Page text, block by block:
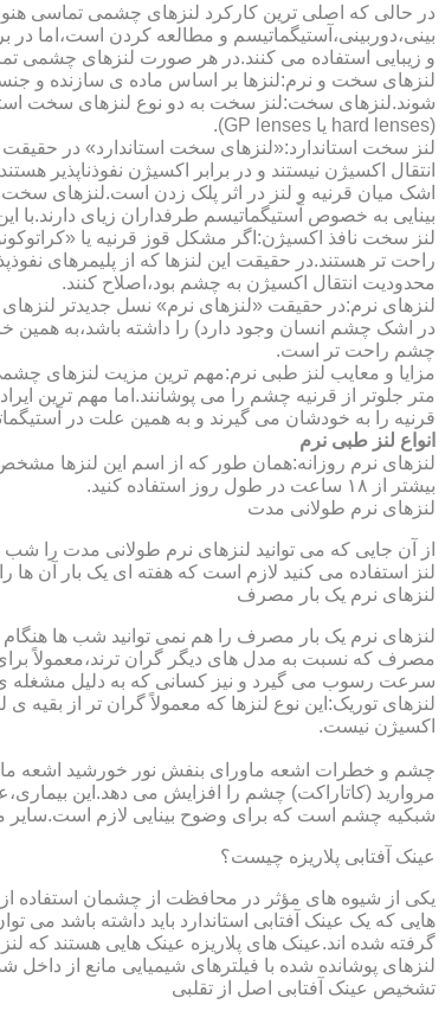
در حالی که اصلی ترین کارکرد لنزهای چشمی تماسی
بینی،دوربینی،آستیگماتیسم و مطالعه کردن است،اما در
و زیبایی استفاده می کنند.در هر صورت لنزهای چشمی
لنزهای سخت و نرم:لنزها بر اساس ماده ی سازنده و
شوند.لنزهای سخت:لنز سخت به دو نوع لنزهای سخت
(hard lenses یا GP lenses).
لنز سخت استاندارد:«لنزهای سخت استاندارد» در
انتقال اکسیژن نیستند و در برابر اکسیژن نفوذناپذیر
اشک میان قرنیه و لنز در اثر پلک زدن است.لنزهای سخت
بینایی به خصوص آستیگماتیسم طرفداران زیای دارند.با
لنز سخت نافذ اکسیژن:اگر مشکل قوز قرنیه یا
محدودیت انتقال اکسیژن به چشم بود،اصلاح کنند.
لنزهای نرم:در حقیقت «لنزهای نرم» نسل جدیدتر
در اشک چشم انسان وجود دارد) را داشته باشد،به همین
چشم راحت تر است.
مزایا و معایب لنز طبی نرم:مهم ترین مزیت لنزهای
متر جلوتر از قرنیه چشم را می پوشانند.اما مهم ترین
قرنیه را به خودشان می گیرند و به همین علت در
انواع لنز طبی نرم
لنزهای نرم روزانه:همان طور که از اسم این لنزها
بیشتر از ۱۸ ساعت در طول روز استفاده کنید.
لنزهای نرم طولانی مدت
از آن جایی که می توانید لنزهای نرم طولانی مدت را
لنز استفاده می کنید لازم است که هفته ای یک بار آن
لنزهای نرم یک بار مصرف
لنزهای نرم یک بار مصرف را هم نمی توانید شب ها
مصرف که نسبت به مدل های دیگر گران ترند،معمولاً
سرعت رسوب می گیرد و نیز کسانی که به دلیل مشغله ی
لنزهای توریک:این نوع لنزها که معمولاً گران تر از
اکسیژن نیست.
مروارید (کاتاراکت) چشم را افزایش می دهد.این
شبکیه چشم است که برای وضوح بینایی لازم
عینک آفتابی پلاریزه چیست؟
یکی از شیوه های مؤثر در محافظت از چشمان استفاده
گرفته شده اند.عینک های پلاریزه عینک هایی هستند که
لنزهای پوشانده شده با فیلترهای شیمیایی مانع از
تشخیص عینک آفتابی اصل از تقلبی